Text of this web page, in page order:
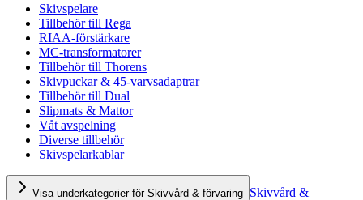
Skivspelare
Tillbehör till Rega
RIAA-förstärkare
MC-transformatorer
Tillbehör till Thorens
Skivpuckar & 45-varvsadaptrar
Tillbehör till Dual
Slipmats & Mattor
Våt avspelning
Diverse tillbehör
Skivspelarkablar
Visa underkategorier för Skivvård & förvaring Skivvård &